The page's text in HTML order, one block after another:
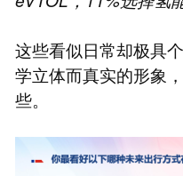
这些看似日常却极具
学立体而真实的形象
些。